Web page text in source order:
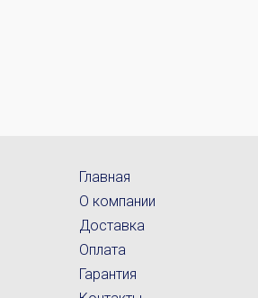
Главная
О компании
Доставка
Оплата
Гарантия